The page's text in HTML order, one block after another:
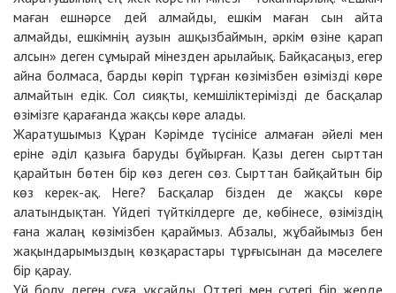
маған ешнәрсе дей алмайды, ешкім маған сын айта
алмайды, ешкімнің аузын ашқызбаймын, әркім өзіне қарап
алсын» деген сұмырай мінезден арылайық. Байқасаңыз, егер
айна болмаса, барды көріп тұрған көзімізбен өзімізді көре
алмайтын едік. Сол сияқты, кемшіліктерімізді де басқалар
өзімізге қарағанда жақсы көре алады.
Жаратушымыз Құран Кәрімде түсінісе алмаған әйелі мен
еріне әділ қазыға баруды бұйырған. Қазы деген сырттан
қарайтын бөтен бір көз деген сөз. Сырттан байқайтын бір
көз керек-ақ. Неге? Басқалар бізден де жақсы көре
алатындықтан. Үйдегі түйткілдерге де, көбінесе, өзіміздің
ғана жалаң көзімізбен қараймыз. Абзалы, жұбайымыз бен
жақындарымыздың көзқарастары тұрғысынан да мәселеге
бір қарау.
Үй болу деген суға ұқсайды. Оттегі мен сутегі бір жерде